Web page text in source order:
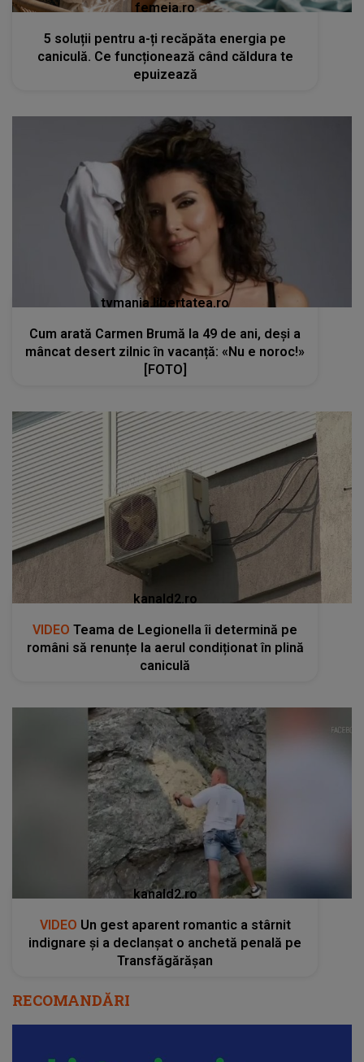
femeia.ro
5 soluții pentru a-ți recăpăta energia pe
caniculă. Ce funcționează când căldura te
epuizează
tvmania.libertatea.ro
Cum arată Carmen Brumă la 49 de ani, deși a
mâncat desert zilnic în vacanță: «Nu e noroc!»
[FOTO]
kanald2.ro
VIDEO Teama de Legionella îi determină pe
români să renunțe la aerul condiționat în plină
caniculă
kanald2.ro
VIDEO Un gest aparent romantic a stârnit
indignare și a declanșat o anchetă penală pe
Transfăgărășan
RECOMANDĂRI